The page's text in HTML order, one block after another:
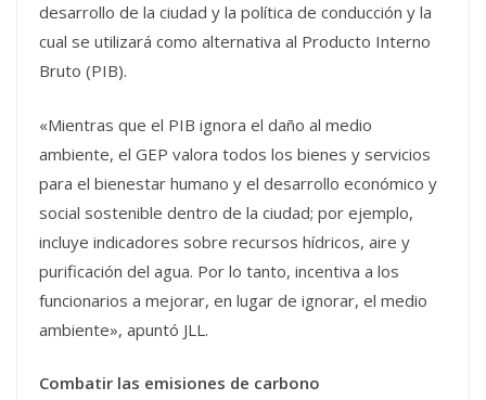
desarrollo de la ciudad y la política de conducción y la
cual se utilizará como alternativa al Producto Interno
Bruto (PIB).
«Mientras que el PIB ignora el daño al medio
ambiente, el GEP valora todos los bienes y servicios
para el bienestar humano y el desarrollo económico y
social sostenible dentro de la ciudad; por ejemplo,
incluye indicadores sobre recursos hídricos, aire y
purificación del agua. Por lo tanto, incentiva a los
funcionarios a mejorar, en lugar de ignorar, el medio
ambiente», apuntó JLL.
Combatir las emisiones de carbono